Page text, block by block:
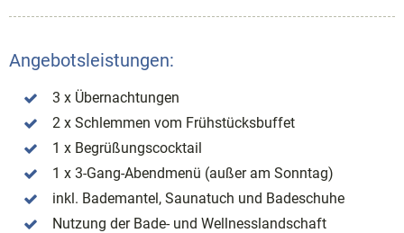
Angebotsleistungen:
3 x Übernachtungen
2 x Schlemmen vom Frühstücksbuffet
1 x Begrüßungscocktail
1 x 3-Gang-Abendmenü (außer am Sonntag)
inkl. Bademantel, Saunatuch und Badeschuhe
Nutzung der Bade- und Wellnesslandschaft